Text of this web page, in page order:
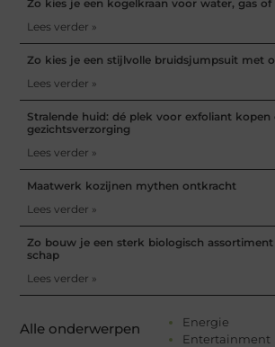
Alle onderwerpen
Energie
Entertainment
Zo kies je een kogelkraan voor water, gas
Lees verder »
Zo kies je een stijlvolle bruidsjumpsuit met
Lees verder »
Stralende huid: dé plek voor exfoliant kopen
gezichtsverzorging
Lees verder »
Maatwerk kozijnen mythen ontkracht
Lees verder »
Zo bouw je een sterk biologisch
schap
Lees verder »